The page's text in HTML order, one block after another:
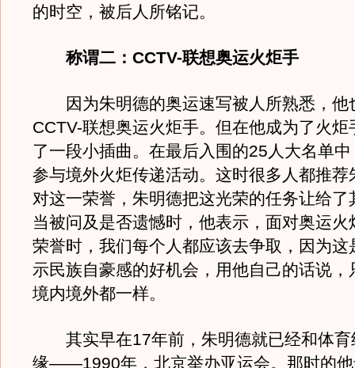
的时空，被后人所铭记。
称谓二：CCTV-联想奥运火炬手
因为朱明德的奥运速写被人所熟悉，他
CCTV-联想奥运火炬手。但在他成为了火炬
了一段小插曲。在最后入围的25人大名单
参与境外火炬传递活动。这时很多人都推荐
对这一荣誉，朱明德把这光荣的任务让给了
当被问及是否遗憾时，他表示，面对奥运火
荣誉时，我们每个人都应该去争取，因为这
示民族自豪感的好机会，用他自己的话说，
境内境外都一样。
其实早在17年前，朱明德就已经和体育
缘――1990年，北京举办亚运会。那时的